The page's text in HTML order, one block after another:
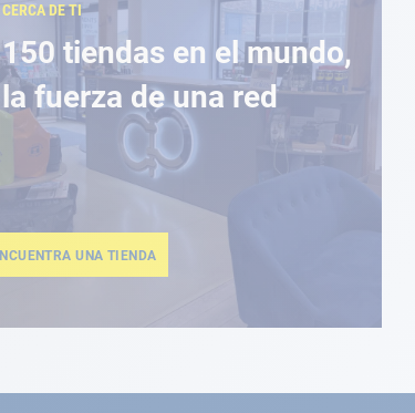
CERCA DE TI
150 tiendas en el mundo,
la fuerza de una red
UNA TIENDA